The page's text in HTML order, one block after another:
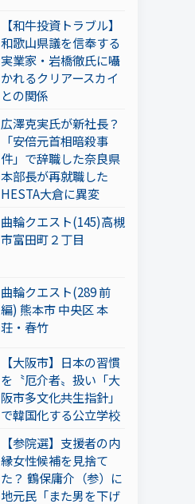
【和牛投資トラブル】
和歌山県議を信奉する
実業家・岩橋徹氏に囁
かれるクリアースカイ
との関係
広澤克実氏が新社長？
「安倍元首相暗殺事
件」で辞職した奈良県
本部長が再就職した
HESTA大倉に異変
曲輪クエスト(145)高槻
市富田町２丁目
曲輪クエスト(289 前
編) 熊本市 中央区 本
荘・春竹
【大阪市】日本の習慣
を〝厄介者〟扱い「大
阪市多文化共生指針」
で韓国化する公立学校
【参院選】支援者の内
縁女性候補を見捨て
た？ 鶴保庸介（参）に
地元民「また男を下げ